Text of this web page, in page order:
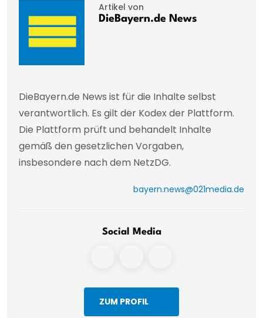
Artikel von
DieBayern.de News
DieBayern.de News ist für die Inhalte selbst
verantwortlich. Es gilt der Kodex der Plattform.
Die Plattform prüft und behandelt Inhalte
gemäß den gesetzlichen Vorgaben,
insbesondere nach dem NetzDG.
bayern.news@021media.de
Social Media
ZUM PROFIL